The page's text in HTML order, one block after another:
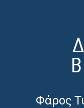
Φάρος